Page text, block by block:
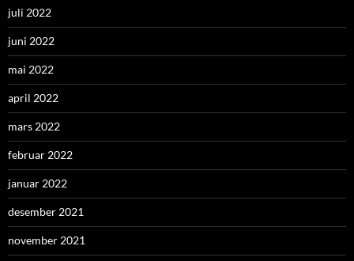
juli 2022
juni 2022
mai 2022
april 2022
mars 2022
februar 2022
januar 2022
desember 2021
november 2021